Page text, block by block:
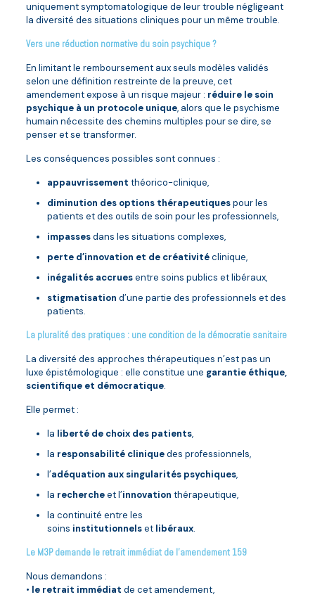
uniquement symptomatologique de leur trouble négligeant
la diversité des situations cliniques pour un même trouble.
Vers une réduction normative du soin psychique ?
En limitant le remboursement aux seuls modèles validés
selon une définition restreinte de la preuve, cet
amendement expose à un risque majeur : réduire le soin
psychique à un protocole unique, alors que le psychisme
humain nécessite des chemins multiples pour se dire, se
penser et se transformer.
Les conséquences possibles sont connues :
appauvrissement théorico-clinique,
diminution des options thérapeutiquespour les
patients et des outils de soin pour les professionnels,
impassesdans les situations complexes,
perte d’innovation et de créativitéclinique,
inégalités accruesentre soins publics et libéraux,
stigmatisation d’une partie des professionnels et des
patients.
La pluralité des pratiques : une condition de la démocratie sanitaire
La diversité des approches thérapeutiques n’est pas un
luxe épistémologique : elle constitue une garantie éthique,
scientifique et démocratique.
Elle permet :
la liberté de choix des patients,
la responsabilité cliniquedes professionnels,
l’adéquation aux singularités psychiques,
la rechercheet l’innovation thérapeutique,
la continuité entre les
soins institutionnelset libéraux.
Le M3P demande le retrait immédiat de l’amendement 159
Nous demandons :
• le retrait immédiat de cet amendement,